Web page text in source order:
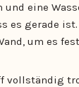
eine
es gerade
um es
vollständig